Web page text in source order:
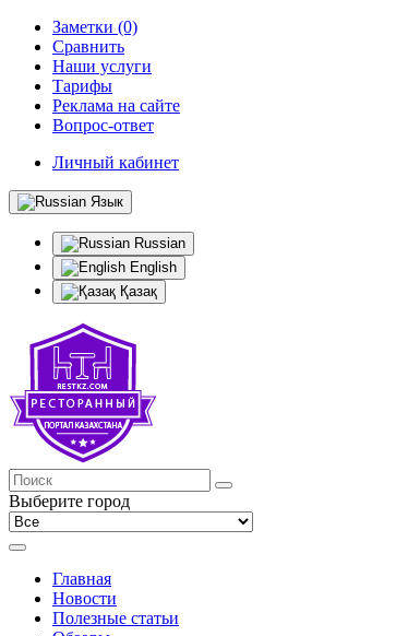
Заметки (0)
Сравнить
Наши услуги
Тарифы
Реклама на сайте
Вопрос-ответ
Личный кабинет
Язык
Russian
English
Қазақ
Выберите город
Главная
Новости
Полезные статьи